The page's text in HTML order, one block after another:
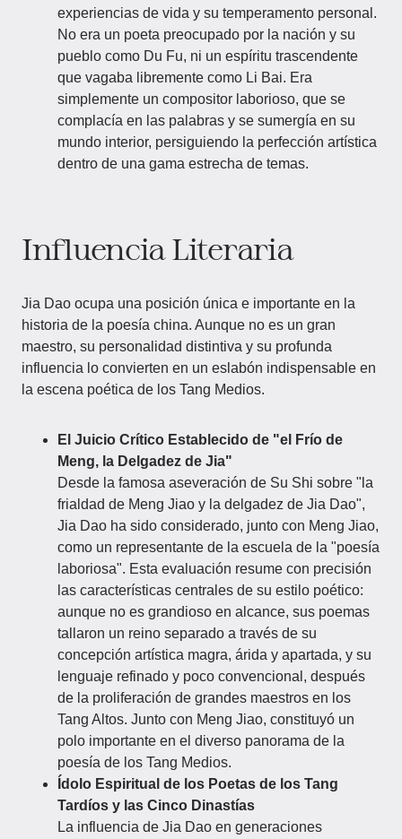
experiencias de vida y su temperamento personal.
No era un poeta preocupado por la nación y su
pueblo como Du Fu, ni un espíritu trascendente
que vagaba libremente como Li Bai. Era
simplemente un compositor laborioso, que se
complacía en las palabras y se sumergía en su
mundo interior, persiguiendo la perfección artística
dentro de una gama estrecha de temas.
Influencia Literaria
Jia Dao ocupa una posición única e importante en la
historia de la poesía china. Aunque no es un gran
maestro, su personalidad distintiva y su profunda
influencia lo convierten en un eslabón indispensable en
la escena poética de los Tang Medios.
El Juicio Crítico Establecido de "el Frío de
Meng, la Delgadez de Jia"
Desde la famosa aseveración de Su Shi sobre "la
frialdad de Meng Jiao y la delgadez de Jia Dao",
Jia Dao ha sido considerado, junto con Meng Jiao,
como un representante de la escuela de la "poesía
laboriosa". Esta evaluación resume con precisión
las características centrales de su estilo poético:
aunque no es grandioso en alcance, sus poemas
tallaron un reino separado a través de su
concepción artística magra, árida y apartada, y su
lenguaje refinado y poco convencional, después
de la proliferación de grandes maestros en los
Tang Altos. Junto con Meng Jiao, constituyó un
polo importante en el diverso panorama de la
poesía de los Tang Medios.
Ídolo Espiritual de los Poetas de los Tang
Tardíos y las Cinco Dinastías
La influencia de Jia Dao en generaciones